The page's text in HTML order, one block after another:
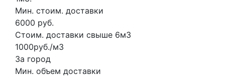
Мин. стоим. доставки
6000 руб.
Стоим. доставки свыше 6м3
1000руб./м3
За город
Мин. объем доставки